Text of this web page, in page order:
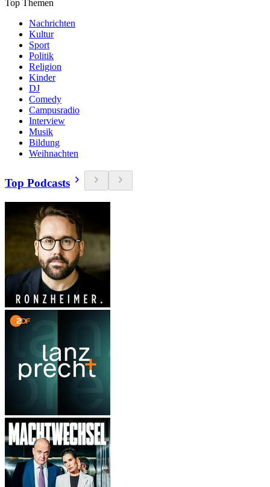
Top Themen
Nachrichten
Kultur
Sport
Politik
Religion
Kinder
DJ
Comedy
Campusradio
Interview
Musik
Bildung
Weihnachten
Top Podcasts